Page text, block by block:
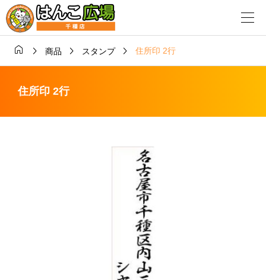
  商品  スタンプ  住所印 2行
住所印 2行